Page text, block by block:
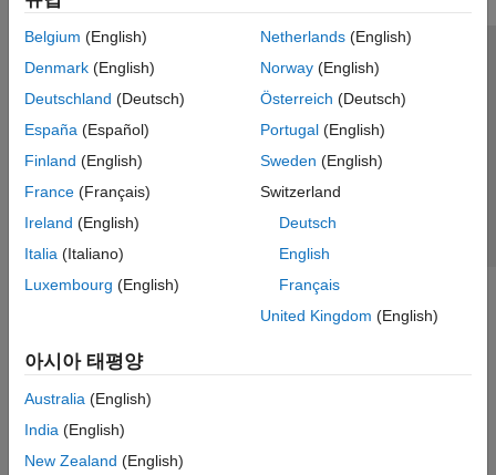
Belgium (English)
Denmark (English)
Deutschland (Deutsch)
España (Español)
Finland (English)
France (Français)
Ireland (English)
Italia (Italiano)
Luxembourg (English)
Netherlands(English)
Norway(English)
Österreich (Deutsch)
Portugal(English)
Sweden (English)
Switzerland
Deutsch
English
Français
United Kingdom (English)
아시아 태평양
Australia (English)
India (English)
New Zealand (English)
신뢰 센터 등록 상표 개인정보 취급방침
불법 복제 방지
애플리케이션 상태
© 1994-2026 The MathWorks, Inc.